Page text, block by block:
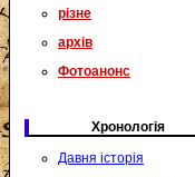
різне
архів
Фотоанонс
Хронологія
Давня історія